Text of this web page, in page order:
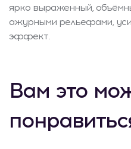
ярко выраженный,
ажурными рельефами,
эффект.
Вам это